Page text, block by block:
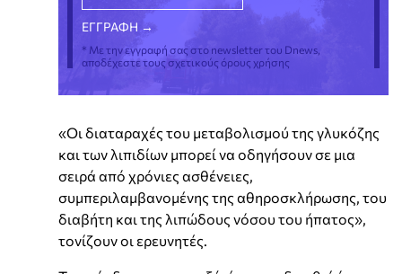
* Με την εγγραφή σας στο newsletter του Dnews,
αποδέχεστε τους σχετικούς όρους χρήσης
«Οι διαταραχές του μεταβολισμού της γλυκόζης
και των λιπιδίων μπορεί να οδηγήσουν σε μια
σειρά από χρόνιες ασθένειες,
συμπεριλαμβανομένης της αθηροσκλήρωσης, του
διαβήτη και της λιπώδους νόσου του ήπατος»,
τονίζουν οι ερευνητές.